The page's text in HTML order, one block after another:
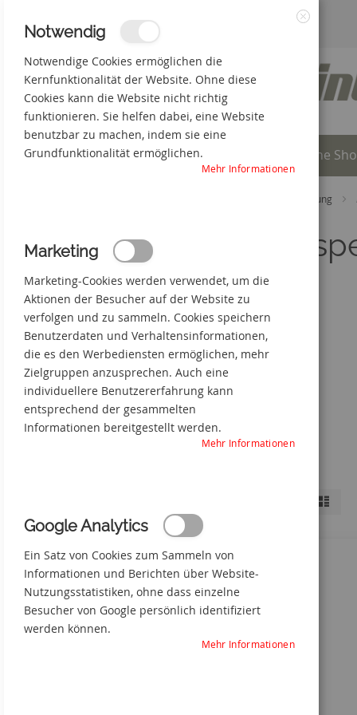
Inhalt
springen
3% Online-Rabatt +49(0) 50 66 98 09-0
Individuelle Produkte Online
Verkehrskennzeichnung
Anzeigen
Liste
Möglichkeiten
MATERIAL
GRÖSSE
BREITE
Notwendig
Notwendige Cookies ermöglichen die
Kernfunktionalität der Website. Ohne diese
Cookies kann die Website nicht richtig
funktionieren. Sie helfen dabei, eine Website
benutzbar zu machen, indem sie eine
Grundfunktionalität ermöglichen.
Mehr Informationen
Marketing
Marketing-Cookies werden verwendet, um die
Aktionen der Besucher auf der Website zu
verfolgen und zu sammeln. Cookies speichern
Benutzerdaten und Verhaltensinformationen,
die es den Werbediensten ermöglichen, mehr
Zielgruppen anzusprechen. Auch eine
individuellere Benutzererfahrung kann
entsprechend der gesammelten
Informationen bereitgestellt werden.
Mehr Informationen
Google Analytics
Ein Satz von Cookies zum Sammeln von
Informationen und Berichten über Website-
Nutzungsstatistiken, ohne dass einzelne
Besucher von Google persönlich identifiziert
werden können.
Mehr Informationen